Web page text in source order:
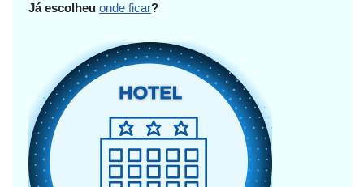
Já escolheu onde ficar?